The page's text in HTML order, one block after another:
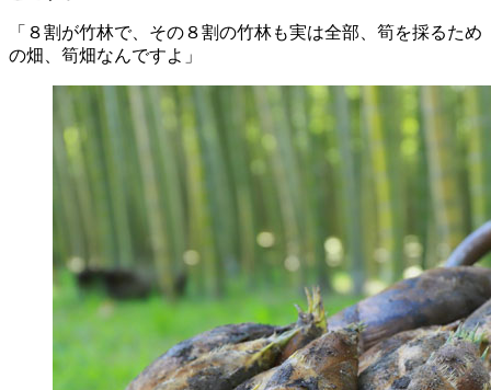
「８割が竹林で、その８割の竹林も実は全部、筍を採るため
の畑、筍畑なんですよ」